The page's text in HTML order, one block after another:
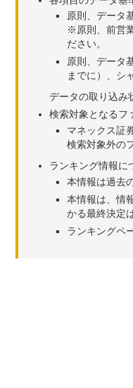
原則、データ
※原則、前営
ださい。
原則、データ
までに）、シ
データの取り込み
検索対象となるフ
マネックス証
検索対象外の
ランキング情報に
本情報は過去
本情報は、情
かる最終決定
ランキングペ